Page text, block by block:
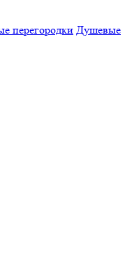
перегородки Душевые